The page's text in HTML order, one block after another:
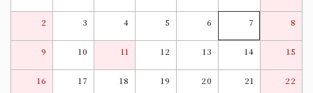
2 3 4 5 6 7 8
9 10 11 12 13 14 15
16 17 18 19 20 21 22